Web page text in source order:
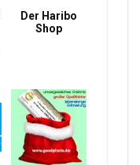
Der Haribo
Shop